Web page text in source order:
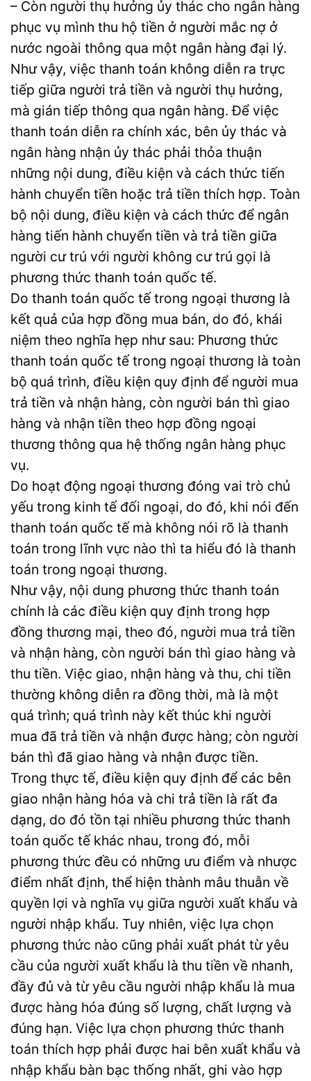
– Còn người thụ hưởng ủy thác cho ngân hàng
phục vụ mình thu hộ tiền ở người mắc nợ ở
nước ngoài thông qua một ngân hàng đại lý.
Như vậy, việc thanh toán không diễn ra trực
tiếp giữa người trả tiền và người thụ hưởng,
mà gián tiếp thông qua ngân hàng. Để việc
thanh toán diễn ra chính xác, bên ủy thác và
ngân hàng nhận ủy thác phải thỏa thuận
những nội dung, điều kiện và cách thức tiến
hành chuyển tiền hoặc trả tiền thích hợp. Toàn
bộ nội dung, điều kiện và cách thức để ngân
hàng tiến hành chuyển tiền và trả tiền giữa
người cư trú với người không cư trú gọi là
phương thức thanh toán quốc tế.
Do thanh toán quốc tế trong ngoại thương là
kết quả của hợp đồng mua bán, do đó, khái
niệm theo nghĩa hẹp như sau: Phương thức
thanh toán quốc tế trong ngoại thương là toàn
bộ quá trình, điều kiện quy định để người mua
trả tiền và nhận hàng, còn người bán thì giao
hàng và nhận tiền theo hợp đồng ngoại
thương thông qua hệ thống ngân hàng phục
vụ.
Do hoạt động ngoại thương đóng vai trò chủ
yếu trong kinh tế đối ngoại, do đó, khi nói đến
thanh toán quốc tế mà không nói rõ là thanh
toán trong lĩnh vực nào thì ta hiểu đó là thanh
toán trong ngoại thương.
Như vậy, nội dung phương thức thanh toán
chính là các điều kiện quy định trong hợp
đồng thương mại, theo đó, người mua trả tiền
và nhận hàng, còn người bán thì giao hàng và
thu tiền. Việc giao, nhận hàng và thu, chi tiền
thường không diễn ra đồng thời, mà là một
quá trình; quá trình này kết thúc khi người
mua đã trả tiền và nhận được hàng; còn người
bán thì đã giao hàng và nhận được tiền.
Trong thực tế, điều kiện quy định để các bên
giao nhận hàng hóa và chi trả tiền là rất đa
dạng, do đó tồn tại nhiều phương thức thanh
toán quốc tế khác nhau, trong đó, mỗi
phương thức đều có những ưu điểm và nhược
điểm nhất định, thể hiện thành mâu thuẫn về
quyền lợi và nghĩa vụ giữa người xuất khẩu và
người nhập khẩu. Tuy nhiên, việc lựa chọn
phương thức nào cũng phải xuất phát từ yêu
cầu của người xuất khẩu là thu tiền về nhanh,
đầy đủ và từ yêu cầu người nhập khẩu là mua
được hàng hóa đúng số lượng, chất lượng và
đúng hạn. Việc lựa chọn phương thức thanh
toán thích hợp phải được hai bên xuất khẩu và
nhập khẩu bàn bạc thống nhất, ghi vào hợp